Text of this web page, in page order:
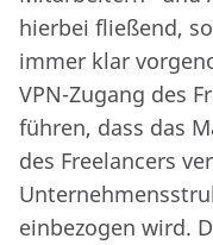
hierbei fließend,
immer klar
VPN-Zugang des
führen, dass das
des Freelancers
einbezogen wird.